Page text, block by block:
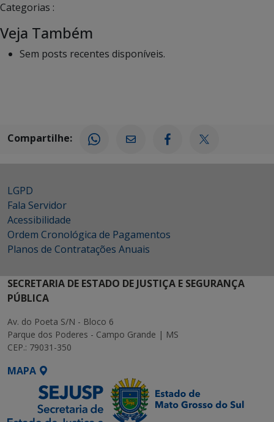
Categorias :
Veja Também
Sem posts recentes disponíveis.
Compartilhe:
LGPD
Fala Servidor
Acessibilidade
Ordem Cronológica de Pagamentos
Planos de Contratações Anuais
SECRETARIA DE ESTADO DE JUSTIÇA E SEGURANÇA
PÚBLICA
Av. do Poeta S/N - Bloco 6
Parque dos Poderes - Campo Grande | MS
CEP.: 79031-350
MAPA